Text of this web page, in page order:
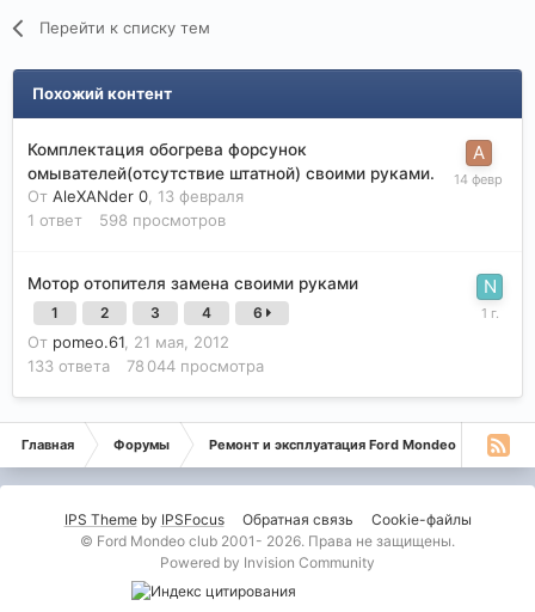
Перейти к списку тем
Похожий контент
Комплектация обогрева форсунок
омывателей(отсутствие штатной) своими руками.
От AleXANder 0 13 февраля
1 ответ 598 просмотров
Мотор отопителя замена своими руками
1 2 3 4 6
От pomeo.61 21 мая, 2012
133 ответа 78 044 просмотра
Главная Форумы Ремонт и эксплуатация Ford Mondeo
IPS Themeby IPSFocus Обратная связь
Cookie-файлы
© Ford Mondeo club 2001- 2026. Права не защищены.
Powered by Invision Community